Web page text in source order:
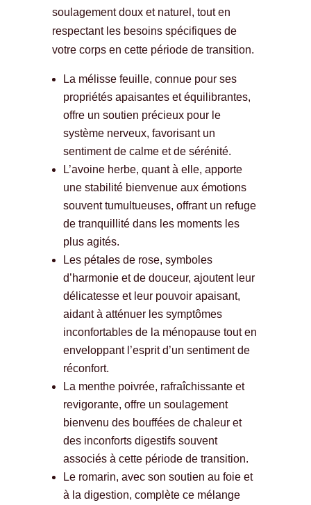
soulagement doux et naturel, tout en
respectant les besoins spécifiques de
votre corps en cette période de transition.
La mélisse feuille, connue pour ses
propriétés apaisantes et équilibrantes,
offre un soutien précieux pour le
système nerveux, favorisant un
sentiment de calme et de sérénité.
L’avoine herbe, quant à elle, apporte
une stabilité bienvenue aux émotions
souvent tumultueuses, offrant un refuge
de tranquillité dans les moments les
plus agités.
Les pétales de rose, symboles
d’harmonie et de douceur, ajoutent leur
délicatesse et leur pouvoir apaisant,
aidant à atténuer les symptômes
inconfortables de la ménopause tout en
enveloppant l’esprit d’un sentiment de
réconfort.
La menthe poivrée, rafraîchissante et
revigorante, offre un soulagement
bienvenu des bouffées de chaleur et
des inconforts digestifs souvent
associés à cette période de transition.
Le romarin, avec son soutien au foie et
à la digestion, complète ce mélange